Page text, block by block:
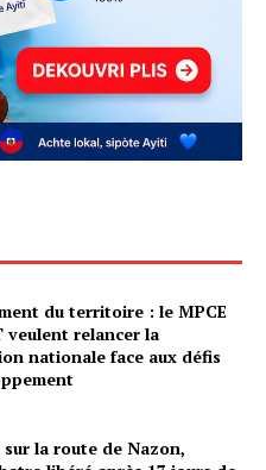
du territoire : le MPCE
veulent relancer la
nationale face aux défis
la route de Nazon,